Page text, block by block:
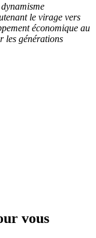
le virage vers
économique au
les générations
vous